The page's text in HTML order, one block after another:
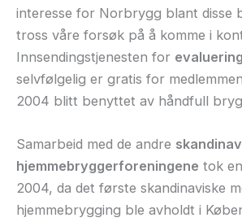
interesse for Norbrygg blant disse
tross våre forsøk på å komme i
Innsendingstjenesten for
selvfølgelig er gratis for
2004 blitt benyttet av håndfull
Samarbeid med de andre
hjemmebryggerforeningene tok
2004, da det første skandinaviske
hjemmebrygging ble avholdt i